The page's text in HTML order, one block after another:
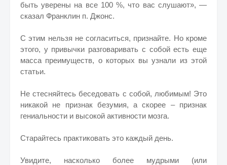
быть уверены на все 100 %, что вас слушают», —
сказал Франклин п. Джонс.
С этим нельзя не согласиться, признайте. Но кроме
этого, у привычки разговаривать с собой есть еще
масса преимуществ, о которых вы узнали из этой
статьи.
Не стесняйтесь беседовать с собой, любимым! Это
никакой не признак безумия, а скорее – признак
гениальности и высокой активности мозга.
Старайтесь практиковать это каждый день.
Увидите, насколько более мудрыми (или